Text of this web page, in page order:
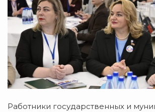
Работники государственных и